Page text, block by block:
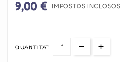
9,00 € IMPOSTOS INCLOSOS
QUANTITAT: